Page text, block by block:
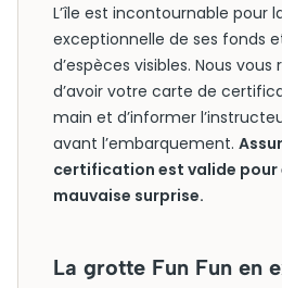
L’île est incontournable pour
exceptionnelle de ses fonds
d’espèces visibles. Nous
d’avoir votre carte de
main et d’informer
avant l’embarquement.
certification est valide
mauvaise surprise.
La grotte Fun Fun en